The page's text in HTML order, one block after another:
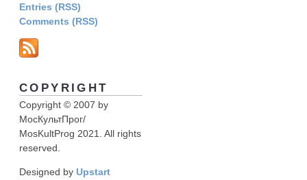
Entries (RSS)
Comments (RSS)
COPYRIGHT
Copyright © 2007 by
МосКультПрог/
MosKultProg 2021. All rights
reserved.
Designed by Upstart